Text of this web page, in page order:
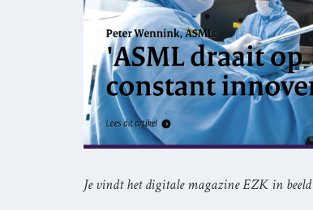
Je vindt het digitale magazine EZK in beeld